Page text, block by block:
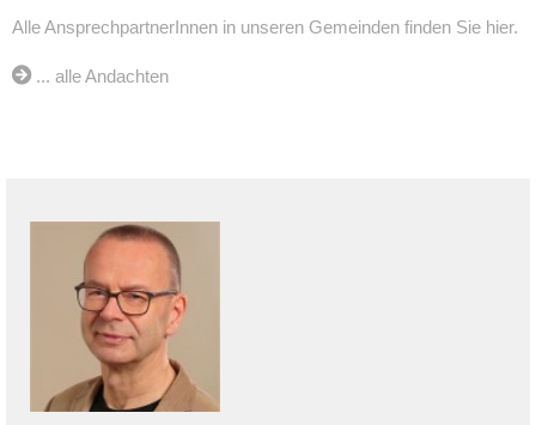
Alle AnsprechpartnerInnen in unseren Gemeinden finden Sie hier.
... alle Andachten